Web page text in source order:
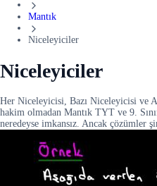
Mantık
Niceleyiciler
Niceleyiciler
Her Niceleyicisi, Bazı Niceleyicisi ve
hakim olmadan Mantık TYT ve 9.
neredeyse imkansız. Ancak çözümler